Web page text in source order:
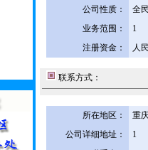
公司性质：
全
业务范围：
1
注册资金：
人
联系方式：
所在地区：
重
公司详细地址：
1